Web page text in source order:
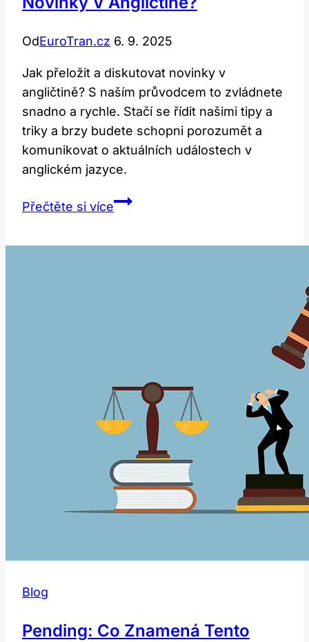
OdEuroTran.cz 6. 9. 2025
Jak přeložit a diskutovat novinky v
angličtině? S naším průvodcem to zvládnete
snadno a rychle. Stačí se řídit našimi tipy a
triky a brzy budete schopni porozumět a
komunikovat o aktuálních událostech v
anglickém jazyce.
Přečtěte si víceNews:
Blog
Pending: Co Znamená Tento